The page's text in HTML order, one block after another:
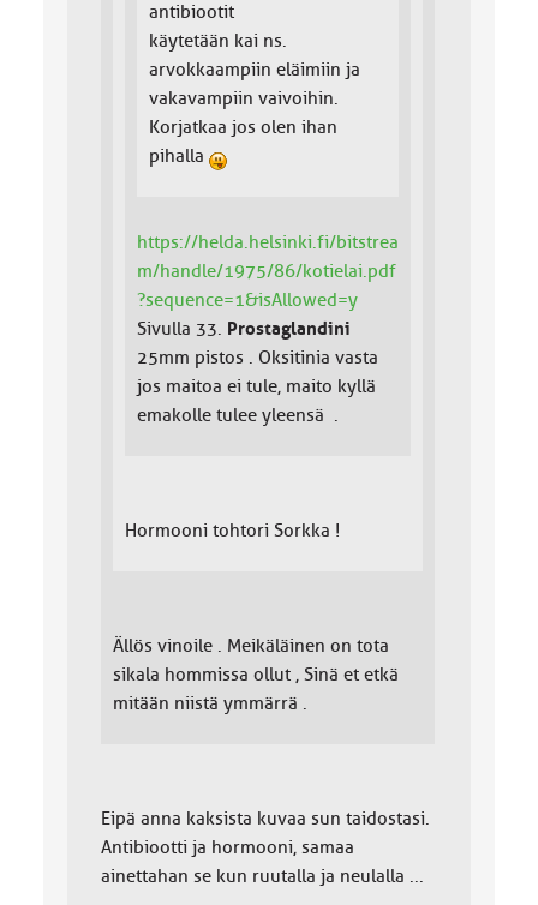
antibiootit
käytetään kai ns.
arvokkaampiin eläimiin ja
vakavampiin vaivoihin.
Korjatkaa jos olen ihan
pihalla
https://helda.helsinki.fi/bitstrea
m/handle/1975/86/kotielai.pdf
?sequence=1&isAllowed=y
Sivulla 33. Prostaglandini
25mm pistos . Oksitinia vasta
jos maitoa ei tule, maito kyllä
emakolle tulee yleensä .
Hormooni tohtori Sorkka !
Ällös vinoile . Meikäläinen on tota
sikala hommissa ollut , Sinä et etkä
mitään niistä ymmärrä .
Eipä anna kaksista kuvaa sun taidostasi.
Antibiootti ja hormooni, samaa
ainettahan se kun ruutalla ja neulalla ...